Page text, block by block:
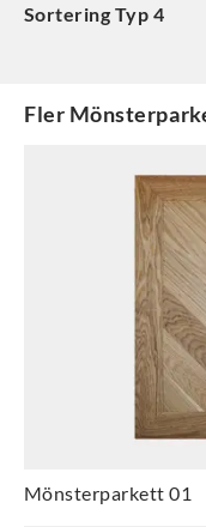
Sortering Typ 4
Fler
Mönsterparkett 01